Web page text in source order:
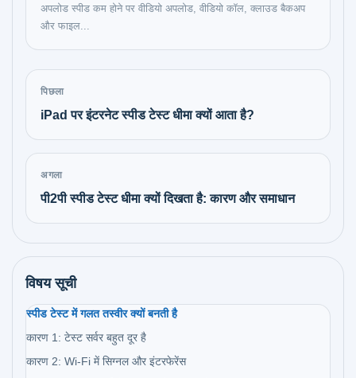
अपलोड स्पीड कम होने पर वीडियो अपलोड, वीडियो कॉल, क्लाउड बैकअप
और फाइल...
पिछला
iPad पर इंटरनेट स्पीड टेस्ट धीमा क्यों आता है?
अगला
पी2पी स्पीड टेस्ट धीमा क्यों दिखता है: कारण और समाधान
विषय सूची
स्पीड टेस्ट में गलत तस्वीर क्यों बनती है
कारण 1: टेस्ट सर्वर बहुत दूर है
कारण 2: Wi-Fi में सिग्नल और इंटरफेरेंस